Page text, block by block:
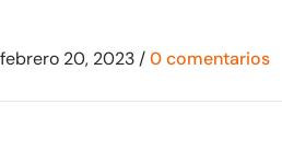
febrero 20, 2023 /0 comentarios